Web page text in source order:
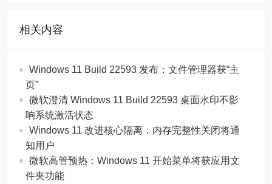
相关内容
Windows 11 Build 22593 发布：文件管理器获“主
页”
微软澄清 Windows 11 Build 22593 桌面水印不影
响系统激活状态
Windows 11 改进核心隔离：内存完整性关闭将通
知用户
微软高管预热：Windows 11 开始菜单将获应用文
件夹功能